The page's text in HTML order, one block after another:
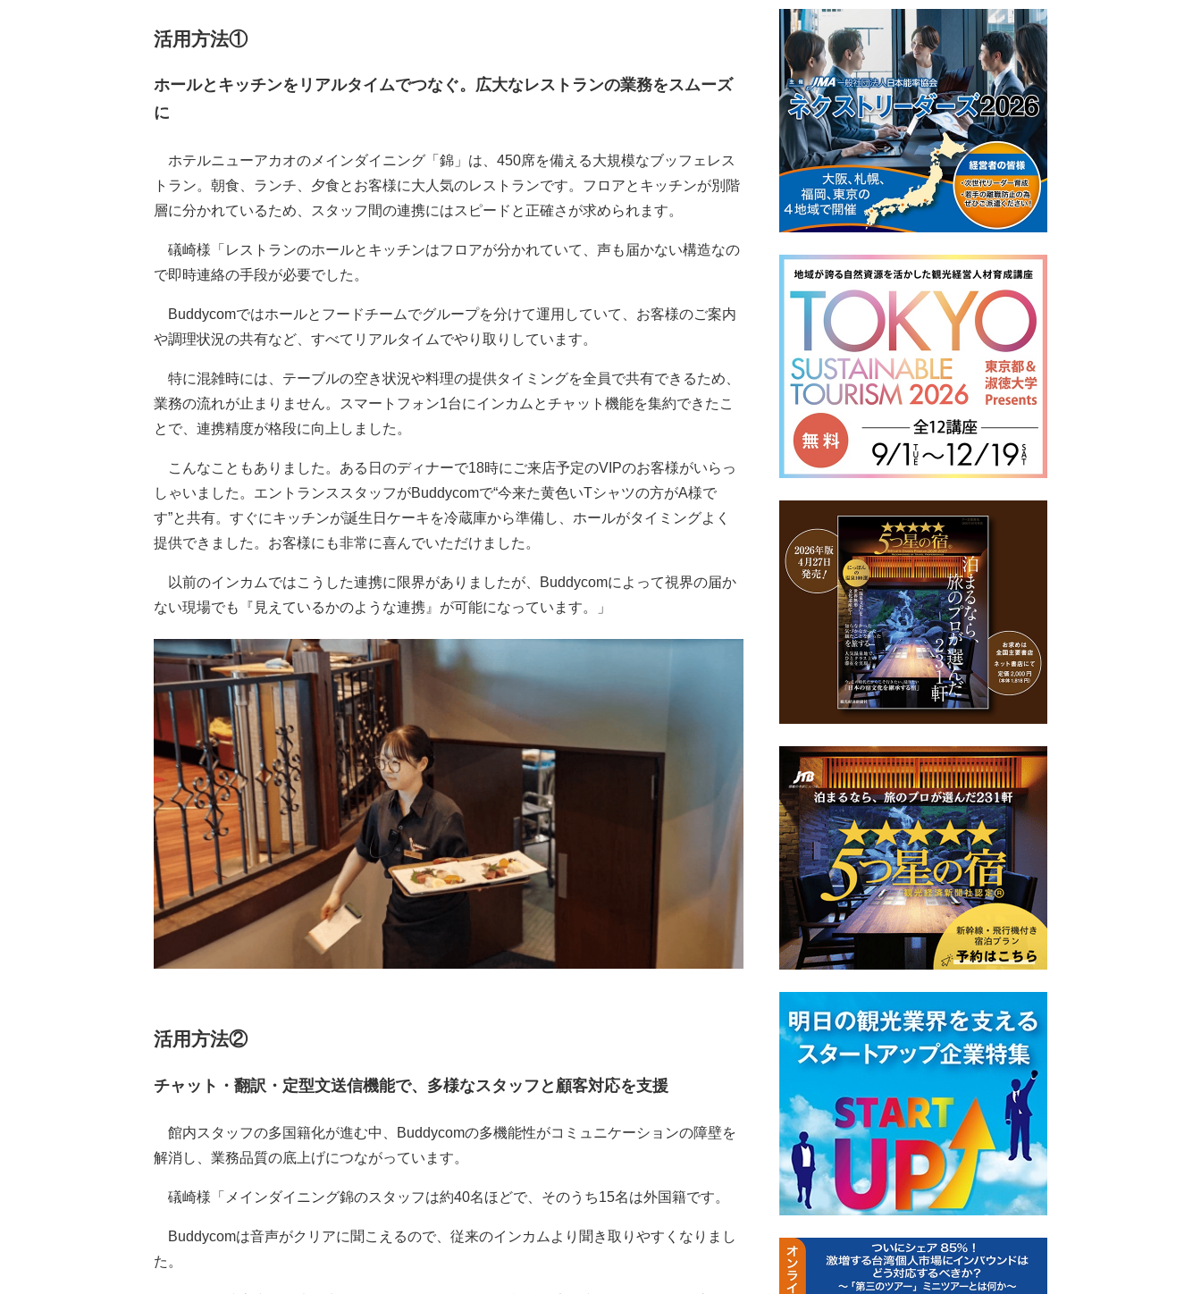
活用方法①
ホールとキッチンをリアルタイムでつなぐ。広大なレストランの業務をスムーズ
に
ホテルニューアカオのメインダイニング「錦」は、450席を備える大規模なブッフェレス
トラン。朝食、ランチ、夕食とお客様に大人気のレストランです。フロアとキッチンが別階
層に分かれているため、スタッフ間の連携にはスピードと正確さが求められます。
礒崎様 「レストランのホールとキッチンはフロアが分かれていて、声も届かない構造なの
で即時連絡の手段が必要でした。
Buddycomではホールとフードチームでグループを分けて運用していて、お客様のご案内
や調理状況の共有など、すべてリアルタイムでやり取りしています。
特に混雑時には、テーブルの空き状況や料理の提供タイミングを全員で共有できるため、
業務の流れが止まりません。スマートフォン1台にインカムとチャット機能を集約できたこ
とで、連携精度が格段に向上しました。
こんなこともありました。ある日のディナーで18時にご来店予定のVIPのお客様がいらっ
しゃいました。エントランススタッフがBuddycomで“今来た黄色いTシャツの方がA様で
す”と共有。すぐにキッチンが誕生日ケーキを冷蔵庫から準備し、ホールがタイミングよく
提供できました。お客様にも非常に喜んでいただけました。
以前のインカムではこうした連携に限界がありましたが、Buddycomによって視界の届か
ない現場でも『見えているかのような連携』が可能になっています。」
活用方法②
チャット・翻訳・定型文送信機能で、多様なスタッフと顧客対応を支援
館内スタッフの多国籍化が進む中、Buddycomの多機能性がコミュニケーションの障壁を
解消し、業務品質の底上げにつながっています。
礒崎様 「メインダイニング錦のスタッフは約40名ほどで、そのうち15名は外国籍です。
Buddycomは音声がクリアに聞こえるので、従来のインカムより聞き取りやすくなりまし
た。